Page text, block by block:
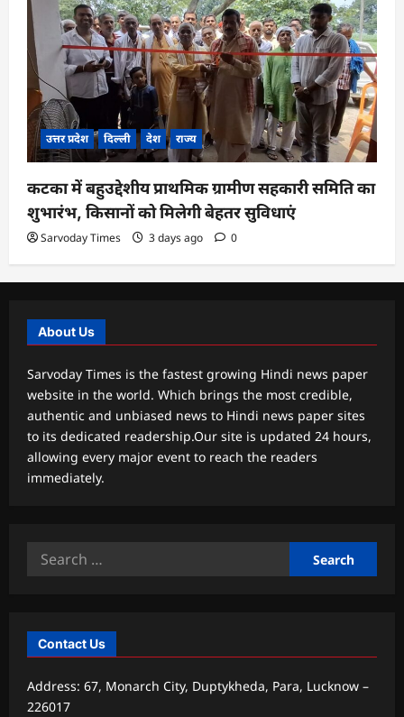
उत्तर प्रदेश दिल्ली देश राज्य
कटका में बहुउद्देशीय प्राथमिक ग्रामीण सहकारी समिति का
शुभारंभ, किसानों को मिलेगी बेहतर सुविधाएं
Sarvoday Times 3 days ago 0
About Us
Sarvoday Times is the fastest growing Hindi news paper
website in the world. Which brings the most credible,
authentic and unbiased news to Hindi news paper sites
to its dedicated readership.Our site is updated 24 hours,
allowing every major event to reach the readers
immediately.
Search
Contact Us
Address: 67, Monarch City, Duptykheda, Para, Lucknow –
226017